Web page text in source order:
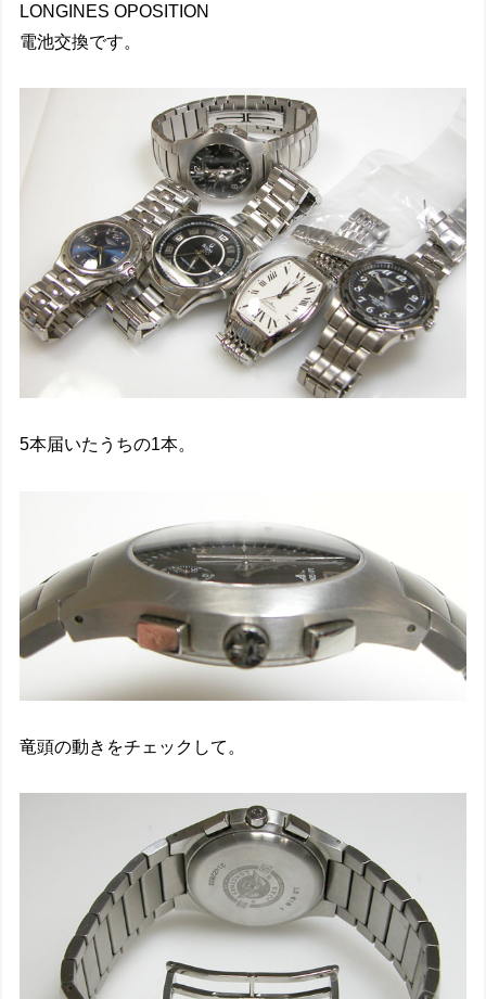
LONGINES OPOSITION
電池交換です。
5本届いたうちの1本。
竜頭の動きをチェックして。